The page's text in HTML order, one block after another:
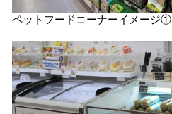
ペットフードコーナーイメージ①